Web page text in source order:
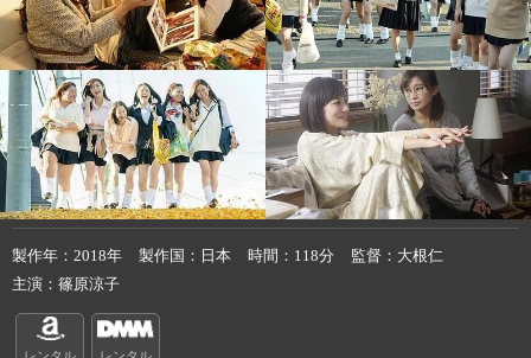
製作年 2018年 製作国 日本 時間 118分 監督
大根仁
主演
篠原涼子